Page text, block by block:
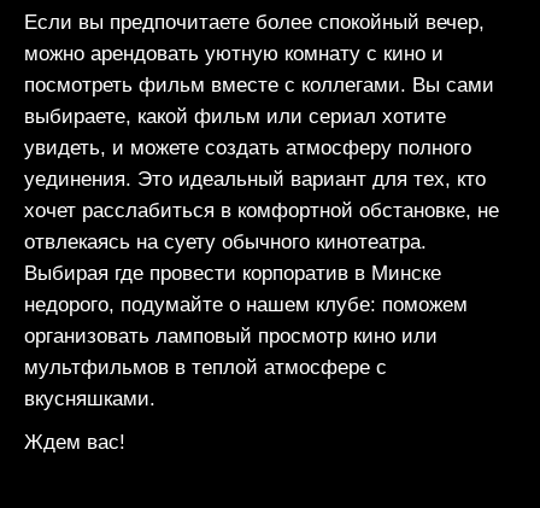
Если вы предпочитаете более спокойный вечер,
можно арендовать уютную комнату с кино и
посмотреть фильм вместе с коллегами. Вы сами
выбираете, какой фильм или сериал хотите
увидеть, и можете создать атмосферу полного
уединения. Это идеальный вариант для тех, кто
хочет расслабиться в комфортной обстановке, не
отвлекаясь на суету обычного кинотеатра.
Выбирая где провести корпоратив в Минске
недорого, подумайте о нашем клубе: поможем
организовать ламповый просмотр кино или
мультфильмов в теплой атмосфере с
вкусняшками.
Ждем вас!